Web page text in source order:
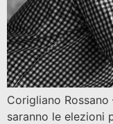
Corigliano
saranno le elezioni